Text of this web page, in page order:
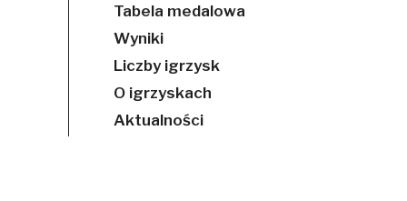
Tabela medalowa
Wyniki
Liczby igrzysk
O igrzyskach
Aktualności